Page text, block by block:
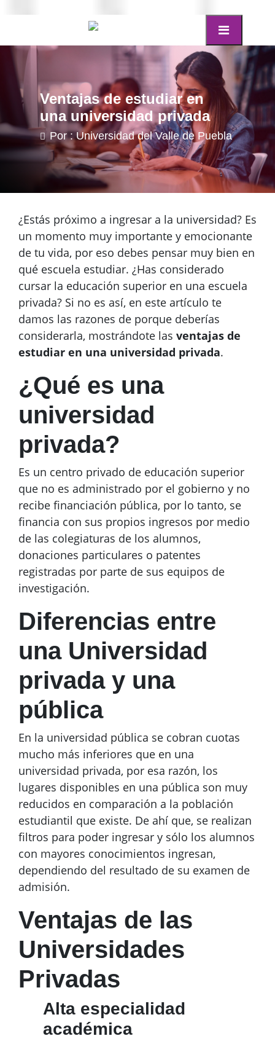
Ventajas de estudiar en
una universidad privada
Por : Universidad del Valle de Puebla
¿Estás próximo a ingresar a la universidad? Es
un momento muy importante y emocionante
de tu vida, por eso debes pensar muy bien en
qué escuela estudiar. ¿Has considerado
cursar la educación superior en una escuela
privada? Si no es así, en este artículo te
damos las razones de porque deberías
considerarla, mostrándote las ventajas de
estudiar en una universidad privada.
¿Qué es una
universidad
privada?
Es un centro privado de educación superior
que no es administrado por el gobierno y no
recibe financiación pública, por lo tanto, se
financia con sus propios ingresos por medio
de las colegiaturas de los alumnos,
donaciones particulares o patentes
registradas por parte de sus equipos de
investigación.
Diferencias entre
una Universidad
privada y una
pública
En la universidad pública se cobran cuotas
mucho más inferiores que en una
universidad privada, por esa razón, los
lugares disponibles en una pública son muy
reducidos en comparación a la población
estudiantil que existe. De ahí que, se realizan
filtros para poder ingresar y sólo los alumnos
con mayores conocimientos ingresan,
dependiendo del resultado de su examen de
admisión.
Ventajas de las
Universidades
Privadas
Alta especialidad
académica